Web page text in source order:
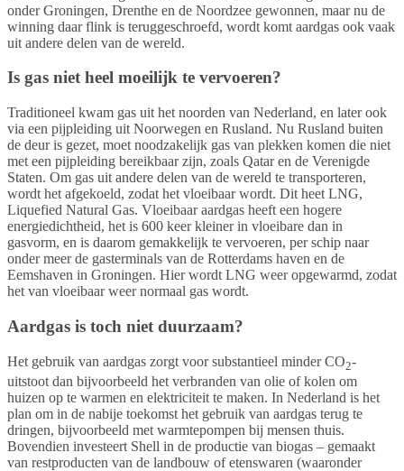
onder Groningen, Drenthe en de Noordzee gewonnen, maar nu de
winning daar flink is teruggeschroefd, wordt komt aardgas ook vaak
uit andere delen van de wereld.
Is gas niet heel moeilijk te vervoeren?
Traditioneel kwam gas uit het noorden van Nederland, en later ook
via een pijpleiding uit Noorwegen en Rusland. Nu Rusland buiten
de deur is gezet, moet noodzakelijk gas van plekken komen die niet
met een pijpleiding bereikbaar zijn, zoals Qatar en de Verenigde
Staten. Om gas uit andere delen van de wereld te transporteren,
wordt het afgekoeld, zodat het vloeibaar wordt. Dit heet LNG,
Liquefied Natural Gas. Vloeibaar aardgas heeft een hogere
energiedichtheid, het is 600 keer kleiner in vloeibare dan in
gasvorm, en is daarom gemakkelijk te vervoeren, per schip naar
onder meer de gasterminals van de Rotterdams haven en de
Eemshaven in Groningen. Hier wordt LNG weer opgewarmd, zodat
het van vloeibaar weer normaal gas wordt.
Aardgas is toch niet duurzaam?
Het gebruik van aardgas zorgt voor substantieel minder CO2-
uitstoot dan bijvoorbeeld het verbranden van olie of kolen om
huizen op te warmen en elektriciteit te maken. In Nederland is het
plan om in de nabije toekomst het gebruik van aardgas terug te
dringen, bijvoorbeeld met warmtepompen bij mensen thuis.
Bovendien investeert Shell in de productie van biogas – gemaakt
van restproducten van de landbouw of etenswaren (waaronder